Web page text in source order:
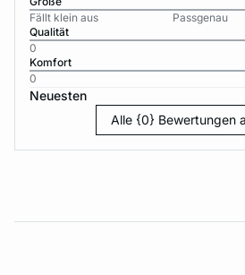
Fällt klein aus
Passgenau
Qualität
0
Komfort
0
Neuesten
Alle {0} Bewertungen